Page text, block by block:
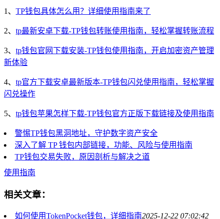
1、 TP钱包具体怎么用？详细使用指南来了
2、 tp最新安卓下载-TP钱包转账使用指南，轻松掌握转账流程
3、 tp钱包官网下载安装-TP钱包使用指南，开启加密资产管理
新体验
4、 tp官方下载安卓最新版本-TP钱包闪兑使用指南，轻松掌握
闪兑操作
5、 tp钱包苹果怎样下载-TP钱包官方正版下载链接及使用指南
警惕TP钱包黑洞地址，守护数字资产安全
深入了解 TP 钱包内部链接，功能、风险与使用指南
TP钱包交易失败，原因剖析与解决之道
使用指南
相关文章：
如何使用TokenPocket钱包，详细指南2025-12-22 07:02:42